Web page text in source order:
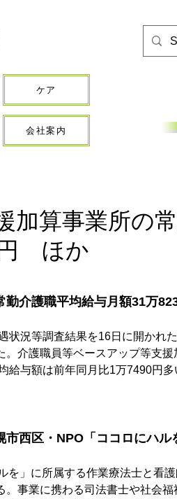
ケア
会社案内
加算事業所の
円 ほか
介護職平均給与月額31万
況等調査結果を16日に開かれ
介護職員等ベースアップ等支援
給与額は前年同月比1万7490円
西区・NPO「ココロにハル
」に所属する作業療法士と看
事業に携わる司法書士や社会